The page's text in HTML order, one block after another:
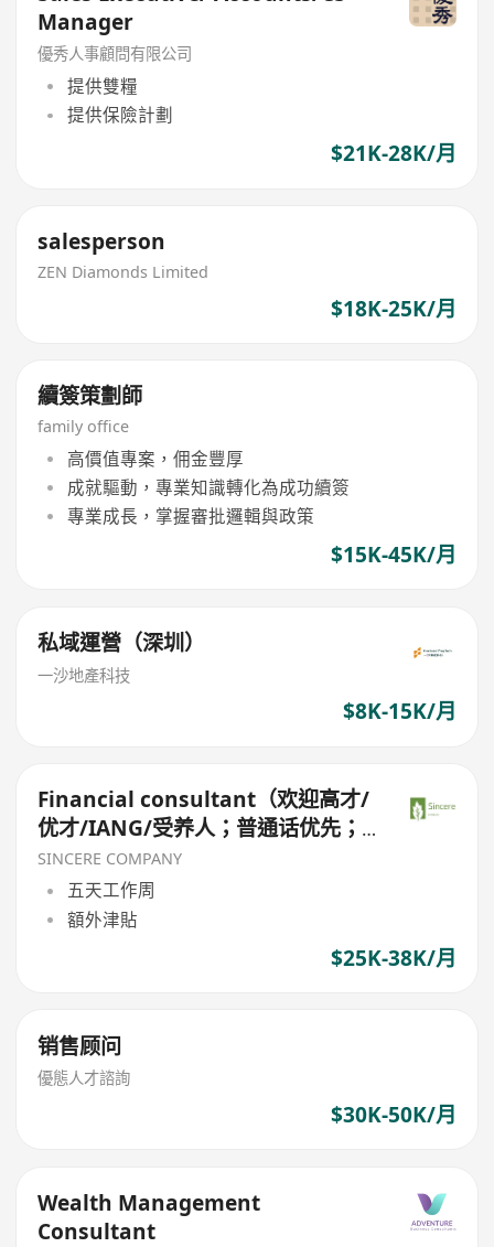
Manager
優秀人事顧問有限公司
提供雙糧
提供保險計劃
$21K-28K/月
salesperson
ZEN Diamonds Limited
$18K-25K/月
續簽策劃師
family office
高價值專案，佣金豐厚
成就驅動，專業知識轉化為成功續簽
專業成長，掌握審批邏輯與政策
$15K-45K/月
私域運營（深圳）
一沙地產科技
$8K-15K/月
Financial consultant（欢迎高才/
优才/IANG/受养人；普通话优先；
可转正/续签）
SINCERE COMPANY
五天工作周
額外津貼
$25K-38K/月
销售顾问
優態人才諮詢
$30K-50K/月
Wealth Management
Consultant